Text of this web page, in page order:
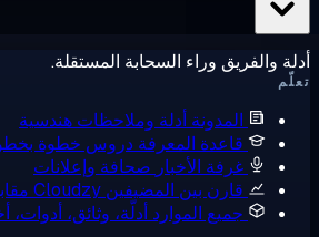
والفريق وراء السحابة المستقلة.
المدونةأدلة وملاحظات هندسية
قاعدة المعرفة دروس خطوة بخطوة
غرفة الأخبارصحافة وإعلانات
قارن بين المضيفينCloudzy مقابل البدائل
جميع الموارد أدلّة، وثائق، أدوات، أخبار